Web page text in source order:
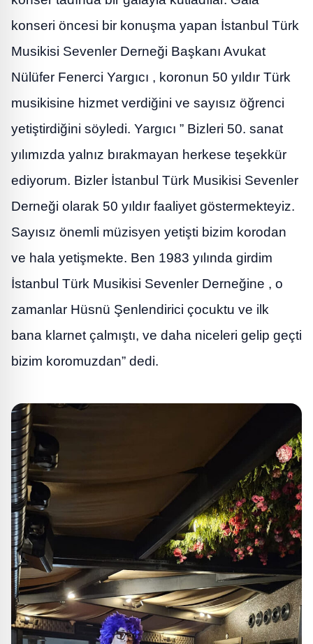
konseri öncesi bir konuşma yapan İstanbul Türk
Musikisi Sevenler Derneği Başkanı Avukat
Nülüfer Fenerci Yargıcı , koronun 50 yıldır Türk
musikisine hizmet verdiğini ve sayısız öğrenci
yetiştirdiğini söyledi. Yargıcı ” Bizleri 50. sanat
yılımızda yalnız bırakmayan herkese teşekkür
ediyorum. Bizler İstanbul Türk Musikisi Sevenler
Derneği olarak 50 yıldır faaliyet göstermekteyiz.
Sayısız önemli müzisyen yetişti bizim korodan
ve hala yetişmekte. Ben 1983 yılında girdim
İstanbul Türk Musikisi Sevenler Derneğine , o
zamanlar Hüsnü Şenlendirici çocuktu ve ilk
bana klarnet çalmıştı, ve daha niceleri gelip geçti
bizim koromuzdan” dedi.